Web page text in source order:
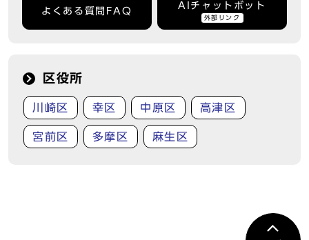
よくある質問FAQ
AIチャットボット
外部リンク
区役所
川崎区 幸区 中原区 高津区
宮前区 多摩区 麻生区